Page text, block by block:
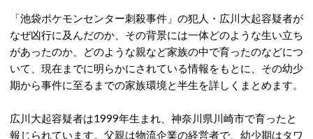
「池袋ポケモンセンター刺殺事件」の犯人・広川大起容疑者が
なぜ凶行に及んだのか、その背景には一体どのような生い立ち
があったのか、どのような親など家族の中で育ったのなどにつ
いて、現在までに明らかにされている情報をもとに、 その幼少
期から事件に至るまでの家族環境と半生を詳しくまとめます。
広川大起容疑者は1999年生まれ、 神奈川県川崎市で育ったと
報じられています。 父親は物流企業の経営者で、幼少期はタワ